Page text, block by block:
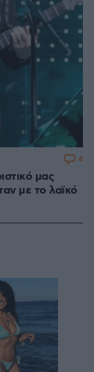
μας
με το λαϊκό
4